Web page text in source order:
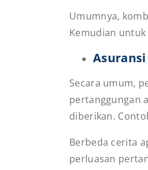
Umumnya,
Kemudian
Secara umum,
pertanggungan
diberikan.
Berbeda cerita
perluasan